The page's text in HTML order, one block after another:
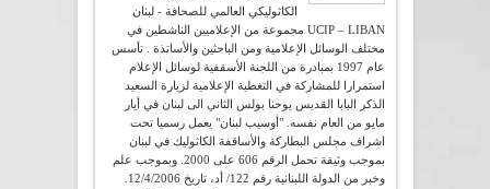
الكاثوليكي العالمي للصحافة - لبنان
UCIP – LIBAN مجموعة من الإعلاميين الناشطين في
مختلف الوسائل الإعلامية ومن الباحثين والأساتذة . تأسس
عام 1997 بمبادرة من اللجنة الأسقفية لوسائل الإعلام
استمرارا للمشاركة في التغطية الإعلامية لزيارة السعيد
الذكر البابا القديس يوحنا بولس الثاني الى لبنان في أيار
مايو من العام نفسه. "أوسيب لبنان" يعمل رسميا تحت
اشراف مجلس البطاركة والأساقفة الكاثوليك في لبنان
بموجب وثيقة تحمل الرقم 606 على 2000. وبموجب علم